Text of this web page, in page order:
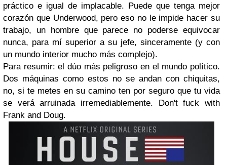
práctico e igual de implacable. Puede que tenga mejor
corazón que Underwood, pero eso no le impide hacer su
trabajo, un hombre que parece no poderse equivocar
nunca, para mí superior a su jefe, sinceramente (y con
un mundo interior mucho más complejo).
Para resumir: el dúo más peligroso en el mundo político.
Dos máquinas como estos no se andan con chiquitas,
no, si te metes en su camino ten por seguro que tu vida
se verá arruinada irremediablemente. Don't fuck with
Frank and Doug.